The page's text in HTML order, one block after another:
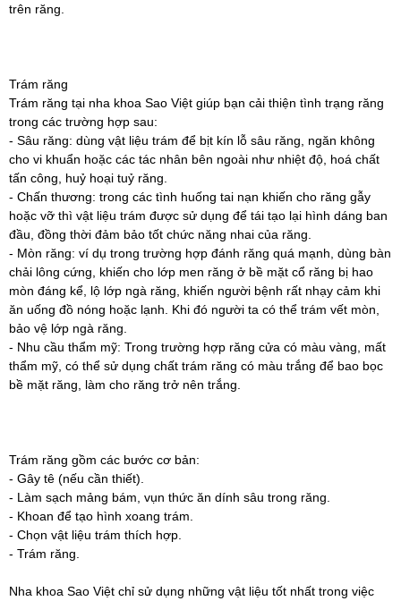
trên răng.
Trám răng
Trám răng tại nha khoa Sao Việt giúp bạn cải thiện tình trạng răng
trong các trường hợp sau:
- Sâu răng: dùng vật liệu trám để bịt kín lỗ sâu răng, ngăn không
cho vi khuẩn hoặc các tác nhân bên ngoài như nhiệt độ, hoá chất
tấn công, huỷ hoại tuỷ răng.
- Chấn thương: trong các tình huống tai nạn khiến cho răng gẫy
hoặc vỡ thì vật liệu trám được sử dụng để tái tạo lại hình dáng ban
đầu, đồng thời đảm bảo tốt chức năng nhai của răng.
- Mòn răng: ví dụ trong trường hợp đánh răng quá mạnh, dùng bàn
chải lông cứng, khiến cho lớp men răng ở bề mặt cổ răng bị hao
mòn đáng kể, lộ lớp ngà răng, khiến người bệnh rất nhạy cảm khi
ăn uống đồ nóng hoặc lạnh. Khi đó người ta có thể trám vết mòn,
bảo vệ lớp ngà răng.
- Nhu cầu thẩm mỹ: Trong trường hợp răng cửa có màu vàng, mất
thẩm mỹ, có thể sử dụng chất trám răng có màu trắng để bao bọc
bề mặt răng, làm cho răng trở nên trắng.
Trám răng gồm các bước cơ bản:
- Gây tê (nếu cần thiết).
- Làm sạch mảng bám, vụn thức ăn dính sâu trong răng.
- Khoan để tạo hình xoang trám.
- Chọn vật liệu trám thích hợp.
- Trám răng.
Nha khoa Sao Việt chỉ sử dụng những vật liệu tốt nhất trong việc